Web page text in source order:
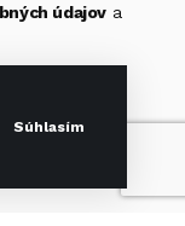
Súhlasím
údajova